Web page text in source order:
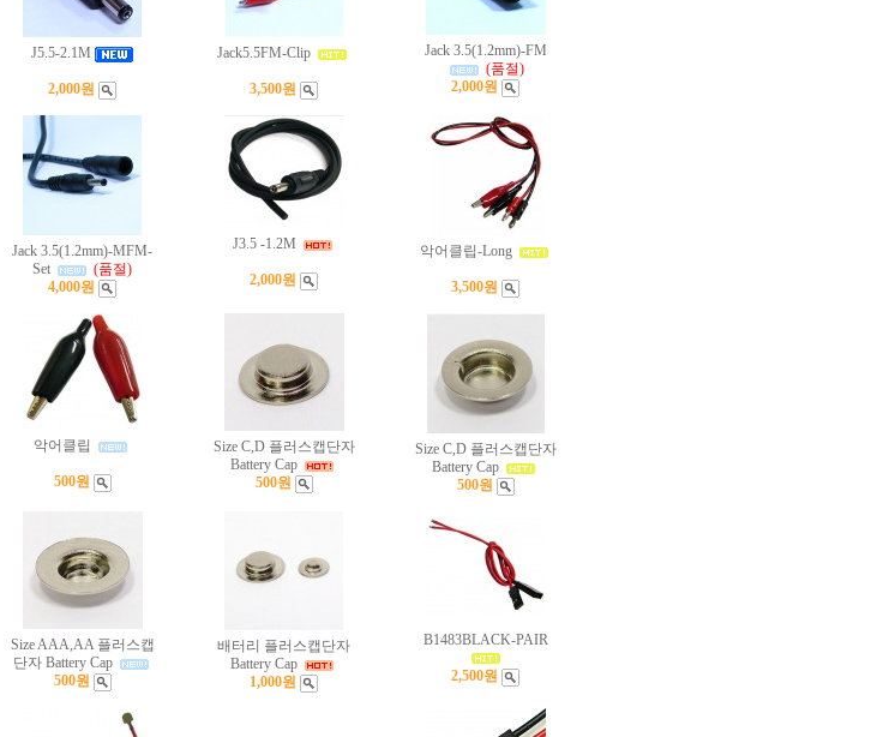
J5.5-2.1M
2,000원
Jack5.5FM-Clip
3,500원
Jack 3.5(1.2mm)-FM
(품절)
2,000원
Jack 3.5(1.2mm)-MFM-
Set
(품절)
4,000원
J3.5 -1.2M
2,000원
악어클립-Long
3,500원
악어클립
500원
Size C,D 플러스캡단자
Battery Cap
500원
Size C,D 플러스캡단자
Battery Cap
500원
Size AAA,AA 플러스캡
단자 Battery Cap
500원
배터리 플러스캡단자
Battery Cap
1,000원
B1483BLACK-PAIR
2,500원